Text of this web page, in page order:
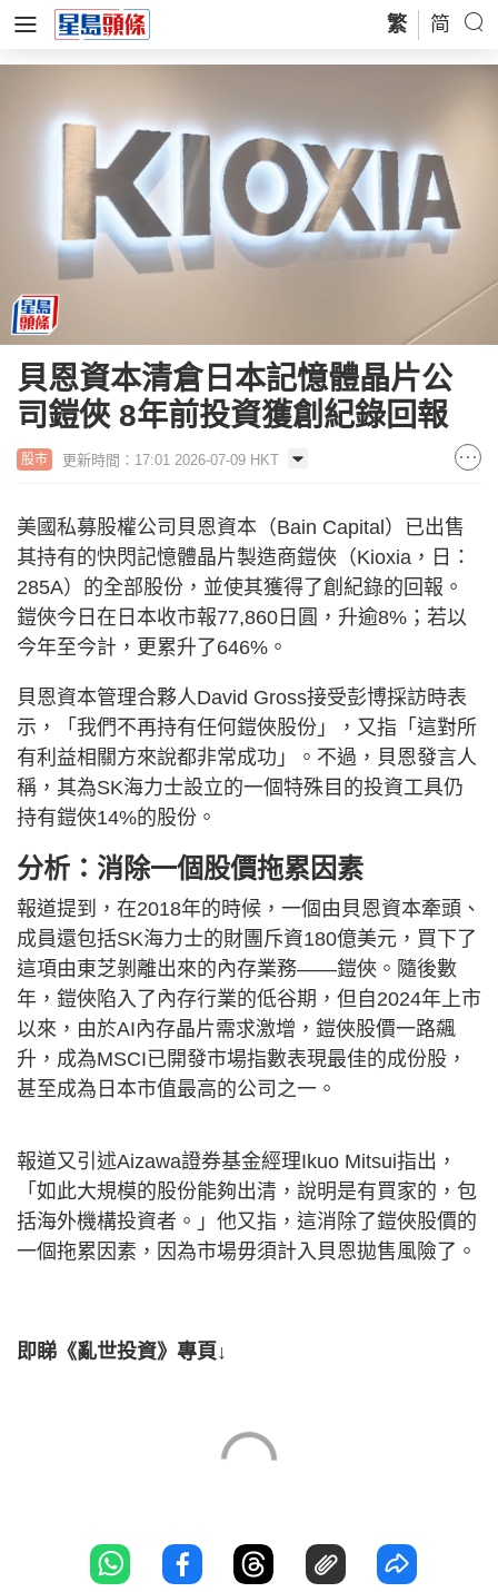
繁 简
貝恩資本清倉日本記憶體晶片公
司鎧俠 8年前投資獲創紀錄回報
股市 更新時間：17:01 2026-07-09 HKT
美國私募股權公司貝恩資本（Bain Capital）已出售
其持有的快閃記憶體晶片製造商鎧俠（Kioxia，日：
285A）的全部股份，並使其獲得了創紀錄的回報。
鎧俠今日在日本收市報77,860日圓，升逾8%；若以
今年至今計，更累升了646%。
貝恩資本管理合夥人David Gross接受彭博採訪時表
示，「我們不再持有任何鎧俠股份」，又指「這對所
有利益相關方來說都非常成功」。不過，貝恩發言人
稱，其為SK海力士設立的一個特殊目的投資工具仍
持有鎧俠14%的股份。
分析：消除一個股價拖累因素
報道提到，在2018年的時候，一個由貝恩資本牽頭、
成員還包括SK海力士的財團斥資180億美元，買下了
這項由東芝剝離出來的內存業務——鎧俠。隨後數
年，鎧俠陷入了內存行業的低谷期，但自2024年上市
以來，由於AI內存晶片需求激增，鎧俠股價一路飆
升，成為MSCI已開發市場指數表現最佳的成份股，
甚至成為日本市值最高的公司之一。
報道又引述Aizawa證券基金經理Ikuo Mitsui指出，
「如此大規模的股份能夠出清，說明是有買家的，包
括海外機構投資者。」他又指，這消除了鎧俠股價的
一個拖累因素，因為市場毋須計入貝恩拋售風險了。
即睇《亂世投資》專頁↓